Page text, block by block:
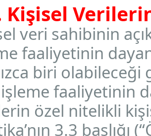
Kişisel
veri sahibinin
faaliyetinin
biri olabileceği
faaliyetinin
özel nitelikli
3.3 başlığı